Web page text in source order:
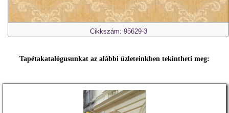
Cikkszám: 95629-3
Tapétakatalógusunkat az alábbi üzleteinkben tekintheti meg: